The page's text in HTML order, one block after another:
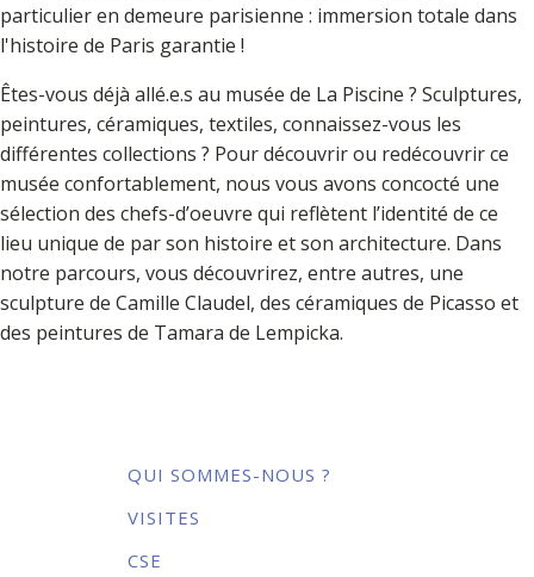
particulier en demeure parisienne : immersion totale dans
l'histoire de Paris garantie !
Êtes-vous déjà allé.e.s au musée de La Piscine ? Sculptures,
peintures, céramiques, textiles, connaissez-vous les
différentes collections ? Pour découvrir ou redécouvrir ce
musée confortablement, nous vous avons concocté une
sélection des chefs-d’oeuvre qui reflètent l’identité de ce
lieu unique de par son histoire et son architecture. Dans
notre parcours, vous découvrirez, entre autres, une
sculpture de Camille Claudel, des céramiques de Picasso et
des peintures de Tamara de Lempicka.
QUI SOMMES-NOUS ?
VISITES
CSE